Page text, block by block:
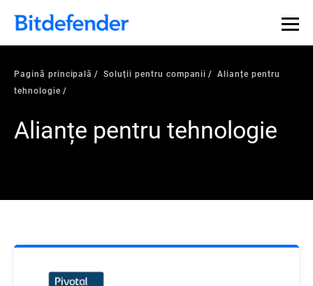
Pagină principală Soluții pentru companii
Alianțe pentru
tehnologie
Alianțe pentru tehnologie